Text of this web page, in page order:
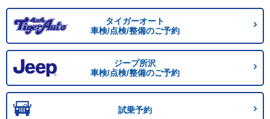
タイガーオート
車検/点検/整備のご予約
ジープ所沢
車検/点検/整備のご予約
試乗予約